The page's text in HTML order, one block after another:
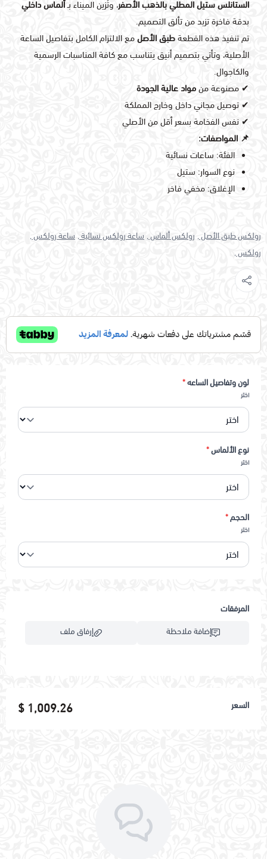
الستانلس ستيل المطلي بالذهب الأصفر، وتُزين الميناء بـألماس داخلي
بدقة فاخرة تزيد من تألق التصميم.
تم تنفيذ هذه القطعةطبق الأصلمع الالتزام الكامل بتفاصيل الساعة
الأصلية، وتأتي بتصميم أنيق يتناسب مع كافة المناسبات الرسمية
والكاجوال.
✔ مصنوعة منمواد عالية الجودة
✔ توصيل مجاني داخل وخارج المملكة
✔ نفس الفخامة بسعر أقل من الأصلي
📌 المواصفات:
الفئة: ساعات نسائية
نوع السوار: ستيل
الإغلاق: مخفي فاخر
رولكس طبق الأصل , رولكس ألماس , ساعة رولكس نسائية , ساعة رولكس ,
رولكس ,
لون وتفاصيل الساعه*
اختر
نوع الألماس*
اختر
الحجم*
اختر
المرفقات
إضافة ملاحظة
إرفاق ملف
السعر 1,009.26 $